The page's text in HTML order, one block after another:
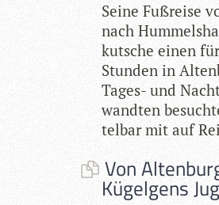
Seine Fuß­reise
nach
kut­sche einen
Stun­den in
Tages- und
wand­ten
tel­bar mit auf
Von
Kügelgens